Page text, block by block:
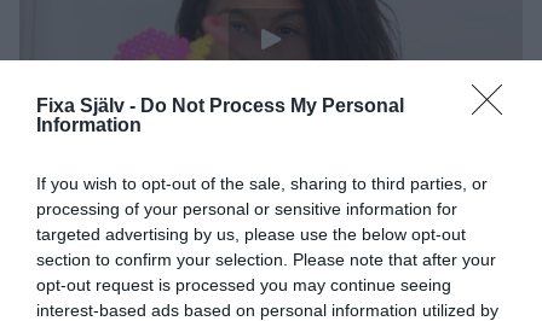
Fixa Själv - Do Not Process My Personal
Information
If you wish to opt-out of the sale, sharing to third parties, or
processing of your personal or sensitive information for
targeted advertising by us, please use the below opt-out
section to confirm your selection. Please note that after your
opt-out request is processed you may continue seeing
interest-based ads based on personal information utilized by
Om Pokemon Go var förra sommarens stora hype så
har fidget spinners tagit över den här sommaren. Min
tioåring går inte någonstans utan sin fidget spinner och
kompisarna sitter på rad i vår soffa och snurrar. Inte mig